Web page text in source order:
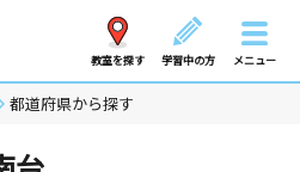
教室を探す 学習中の方 メニュー
都道府県から探す